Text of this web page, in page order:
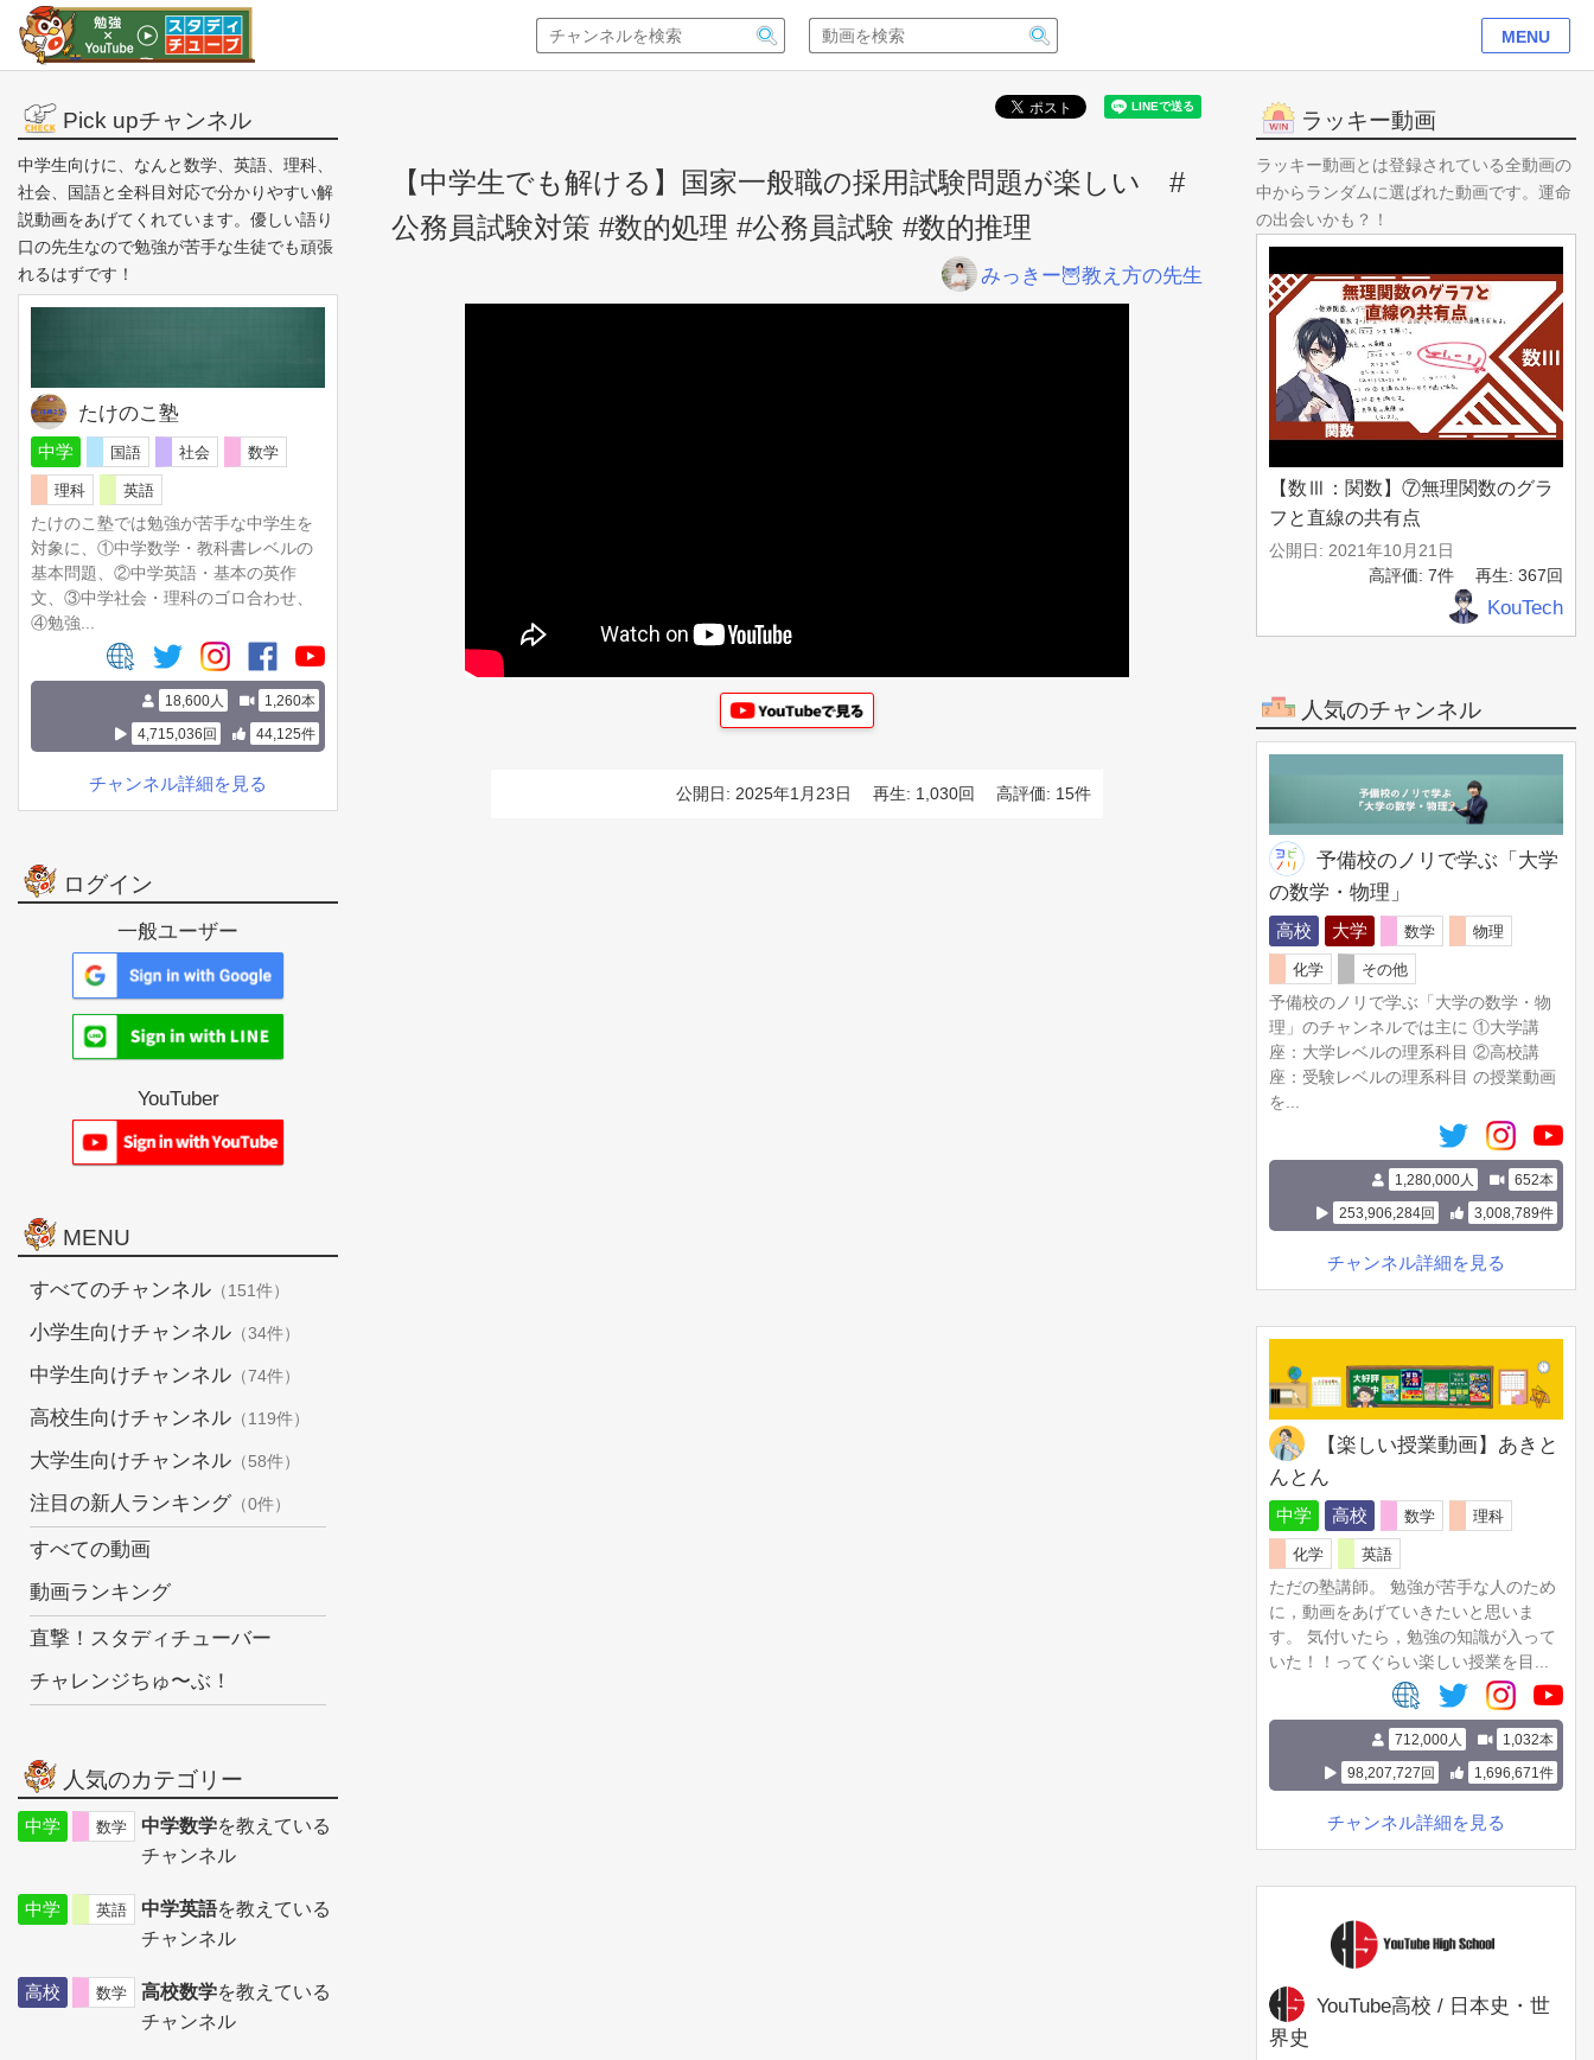
MENU
【中学生でも解ける】国家一般職の採用試験問題が楽しい #
公務員試験対策 #数的処理 #公務員試験 #数的推理
みっきー🦉教え方の先生
高評価: 15件
再生: 1,030回
公開日: 2025年1月23日
ラッキー動画
ラッキー動画とは登録されている全動画の
中からランダムに選ばれた動画です。運命
の出会いかも？！
【数Ⅲ：関数】⑦無理関数のグラ
フと直線の共有点
公開日: 2021年10月21日
再生: 367回
高評価: 7件
KouTech
人気のチャンネル
予備校のノリで学ぶ「大学
の数学・物理」
高校 大学 数学 物理
化学
その他
予備校のノリで学ぶ「大学の数学・物
理」のチャンネルでは主に ①大学講
座：大学レベルの理系科目 ②高校講
座：受験レベルの理系科目 の授業動画
を...
1,280,000人
652本
253,906,284回
3,008,789件
チャンネル詳細を見る
【楽しい授業動画】あきと
んとん
中学 高校 数学 理科
化学
英語
ただの塾講師。 勉強が苦手な人のため
に，動画をあげていきたいと思いま
す。 気付いたら，勉強の知識が入って
いた！！ってぐらい楽しい授業を目...
712,000人
1,032本
98,207,727回
1,696,671件
チャンネル詳細を見る
YouTube高校 / 日本史・世
界史
Pick upチャンネル
中学生向けに、なんと数学、英語、理科、
社会、国語と全科目対応で分かりやすい解
説動画をあげてくれています。優しい語り
口の先生なので勉強が苦手な生徒でも頑張
れるはずです！
たけのこ塾
中学 国語 社会 数学
理科
英語
たけのこ塾では勉強が苦手な中学生を
対象に、①中学数学・教科書レベルの
基本問題、②中学英語・基本の英作
文、③中学社会・理科のゴロ合わせ、
④勉強...
18,600人
1,260本
4,715,036回
44,125件
チャンネル詳細を見る
ログイン
一般ユーザー
YouTuber
MENU
すべてのチャンネル （151件）
小学生向けチャンネル （34件）
中学生向けチャンネル （74件）
高校生向けチャンネル （119件）
大学生向けチャンネル （58件）
注目の新人ランキング （0件）
すべての動画
動画ランキング
直撃！スタディチューバー
チャレンジちゅ〜ぶ！
人気のカテゴリー
中学 数学 中学数学を教えている
チャンネル
中学 英語 中学英語を教えている
チャンネル
高校 数学 高校数学を教えている
チャンネル